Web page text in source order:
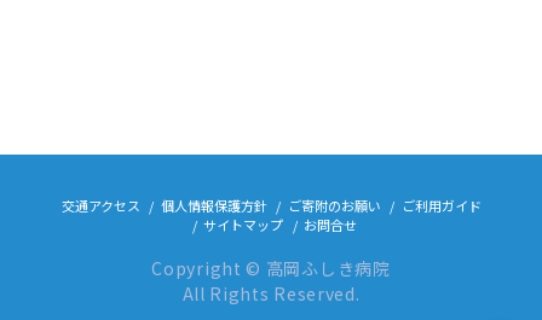
交通アクセス 個人情報保護方針 ご寄附のお願い
ご利用ガイド
サイトマップ
お問合せ
Copyright © 高岡ふしき病院
All Rights Reserved.